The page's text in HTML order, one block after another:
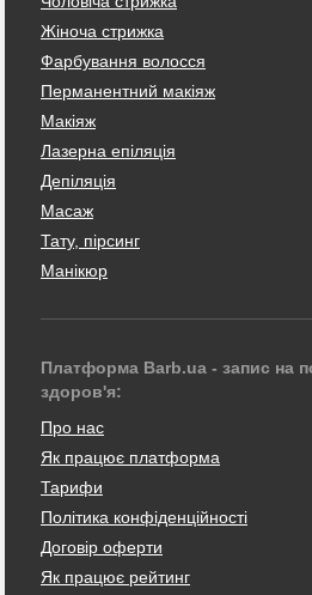
Жіноча стрижка
Фарбування волосся
Перманентний макіяж
Макіяж
Лазерна епіляція
Депіляція
Масаж
Тату, пірсинг
Манікюр
Платформа Barb.ua - запис на
здоров'я:
Про нас
Як працює платформа
Тарифи
Політика конфіденційності
Договір оферти
Як працює рейтинг